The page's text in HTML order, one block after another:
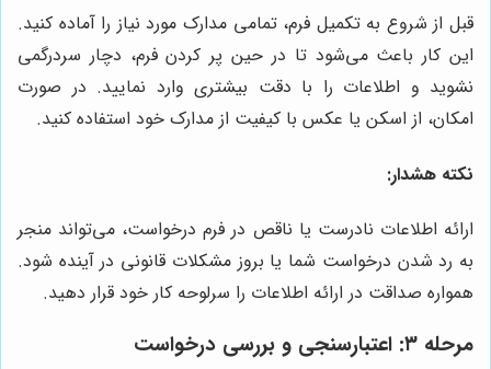
قبل از شروع به تکمیل فرم، تمامی مدارک مورد نیاز را آماده کنید.
این کار باعث می‌شود تا در حین پر کردن فرم، دچار سردرگمی
نشوید و اطلاعات را با دقت بیشتری وارد نمایید. در صورت
امکان، از اسکن یا عکس با کیفیت از مدارک خود استفاده کنید.
نکته هشدار:
ارائه اطلاعات نادرست یا ناقص در فرم درخواست، می‌تواند منجر
به رد شدن درخواست شما یا بروز مشکلات قانونی در آینده شود.
همواره صداقت در ارائه اطلاعات را سرلوحه کار خود قرار دهید.
مرحله ۳: اعتبارسنجی و بررسی درخواست